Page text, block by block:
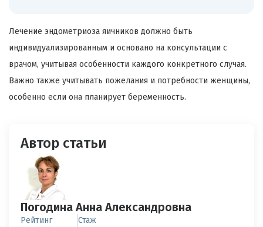
Лечение эндометриоза яичников должно быть
индивидуализированным и основано на консультации с
врачом, учитывая особенности каждого конкретного случая.
Важно также учитывать пожелания и потребности женщины,
особенно если она планирует беременность.
Автор статьи
Погодина Анна Александровна
Рейтинг Стаж